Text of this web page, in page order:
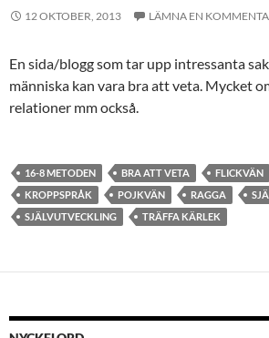
12 OKTOBER, 2013 LÄMNA EN
En sida/blogg som tar upp intressanta
människa kan vara bra att veta. Mycket
relationer mm också.
16-8 METODEN BRA ATT VETA FLICKVÄN
KROPPSPRÅK
POJKVÄN RAGGA
SJÄLVUTVECKLING
TRÄFFA KÄRLEK